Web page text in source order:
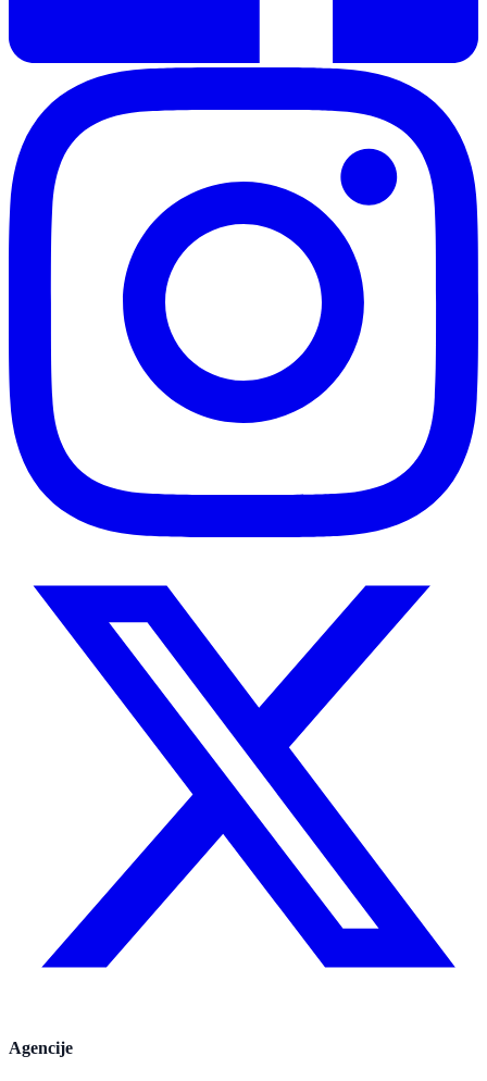
Agencije